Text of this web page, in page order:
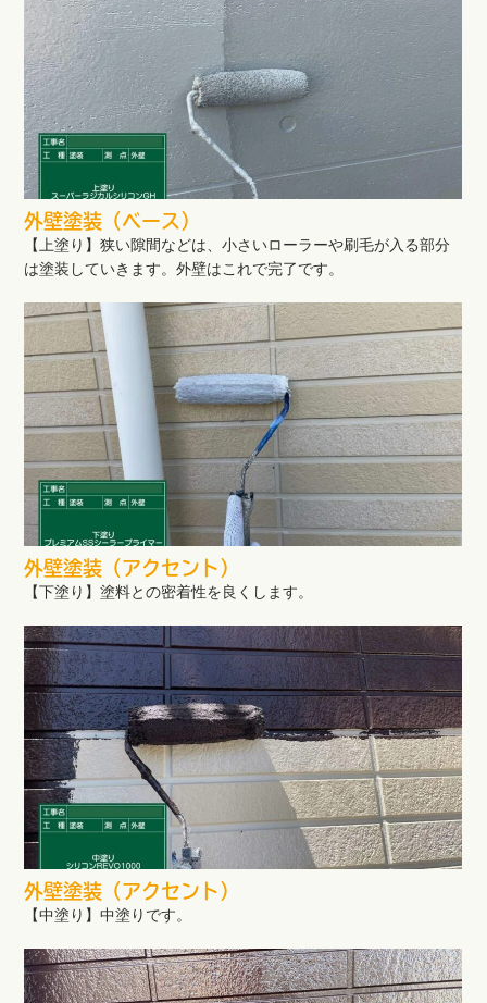
外壁塗装（ベース）
【上塗り】狭い隙間などは、小さいローラーや刷毛が入る部分
は塗装していきます。外壁はこれで完了です。
外壁塗装（アクセント）
【下塗り】塗料との密着性を良くします。
外壁塗装（アクセント）
【中塗り】中塗りです。